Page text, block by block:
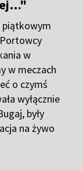
były
na żywo
znów
nie za sprawą
Zbigniew
z klubu.